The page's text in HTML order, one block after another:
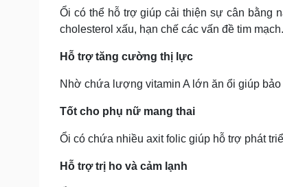
Ổi có thể hỗ trợ giúp cải thiện sự cân bằng
cholesterol xấu, hạn chế các vấn đề tim mạch.
Hỗ trợ tăng cường thị lực
Nhờ chứa lượng vitamin A lớn ăn ổi giúp
Tốt cho phụ nữ mang thai
Ổi có chứa nhiều axit folic giúp hỗ trợ phát
Hỗ trợ trị ho và cảm lạnh